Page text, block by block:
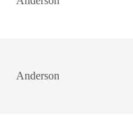
Anderson